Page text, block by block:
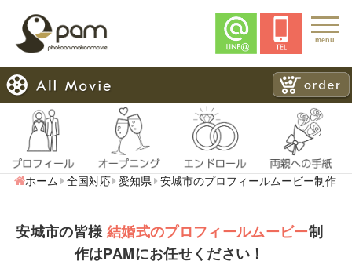
menu
ホーム 全国対応 愛知県 安城市のプロフィールムービー制作
安城市の皆様結婚式のプロフィールムービー制
作はPAMにお任せください！